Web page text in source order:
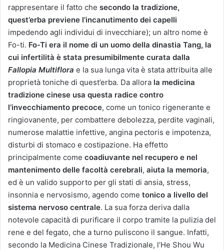
rappresentare il fatto che secondo la tradizione,
quest’erba previene l’incanutimento dei capelli
impedendo agli individui di invecchiare); un altro nome è
Fo-ti. Fo-Ti era il nome di un uomo della dinastia Tang, la
cui infertilità è stata presumibilmente curata dalla
Fallopia Multiflora e la sua lunga vita è stata attribuita alle
proprietà toniche di quest’erba. Da allora la medicina
tradizione cinese usa questa radice contro
l’invecchiamento precoce, come un tonico rigenerante e
ringiovanente, per combattere debolezza, perdite vaginali,
numerose malattie infettive, angina pectoris e impotenza,
disturbi di stomaco e costipazione. Ha effetto
principalmente come coadiuvante nel recupero e nel
mantenimento delle facoltà cerebrali, aiuta la memoria,
ed è un valido supporto per gli stati di ansia, stress,
insonnia e nervosismo, agendo come tonico a livello del
sistema nervoso centrale. La sua forza deriva dalla
notevole capacità di purificare il corpo tramite la pulizia del
rene e del fegato, che a turno puliscono il sangue. Infatti,
secondo la Medicina Cinese Tradizionale, l’He Shou Wu